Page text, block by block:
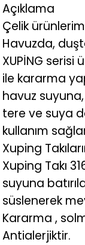
Açıklama
Çelik
Havuzda,
XUPİNG serisi
ile kararma
havuz
tere ve suya
kullanım
Xuping
Xuping Takı
suyuna
süslenerek
Kararma ,
Antialerjiktir.